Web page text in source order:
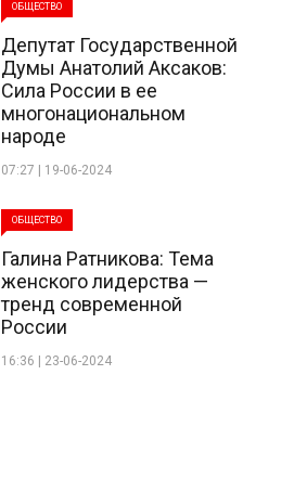
ОБЩЕСТВО
Депутат Государственной
Думы Анатолий Аксаков:
Сила России в ее
многонациональном
народе
07:27 | 19-06-2024
ОБЩЕСТВО
Галина Ратникова: Тема
женского лидерства —
тренд современной
России
16:36 | 23-06-2024